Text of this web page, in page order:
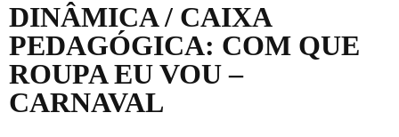
DINÂMICA / CAIXA
PEDAGÓGICA: COM QUE
ROUPA EU VOU –
CARNAVAL